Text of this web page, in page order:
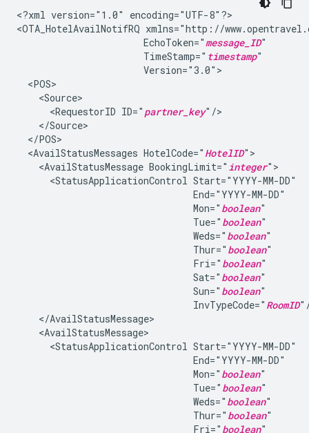
<?xml version="1.0"
encoding="UTF-8"?>
<OTA_HotelAvailNotifRQ
EchoToken="message_ID
TimeStamp=" timestamp
<RequestorID ID=" partner_key
<AvailStatusMessages HotelCode=" HotelID
<AvailStatusMessage BookingLimit=" integer
<StatusApplicationControl
Mon=" boolean
Tue=" boolean
Weds=" boolean
Thur=" boolean
Fri=" boolean
Sat=" boolean
Sun=" boolean
InvTypeCode=" RoomID
<StatusApplicationControl
Mon=" boolean
Tue=" boolean
Weds=" boolean
Thur=" boolean
Fri=" boolean